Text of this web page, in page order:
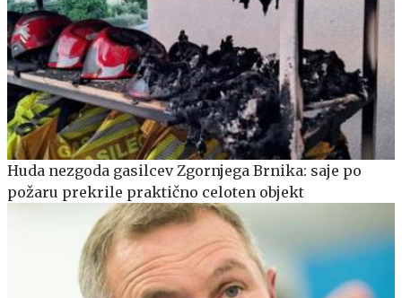
Huda nezgoda gasilcev Zgornjega Brnika: saje po
požaru prekrile praktično celoten objekt